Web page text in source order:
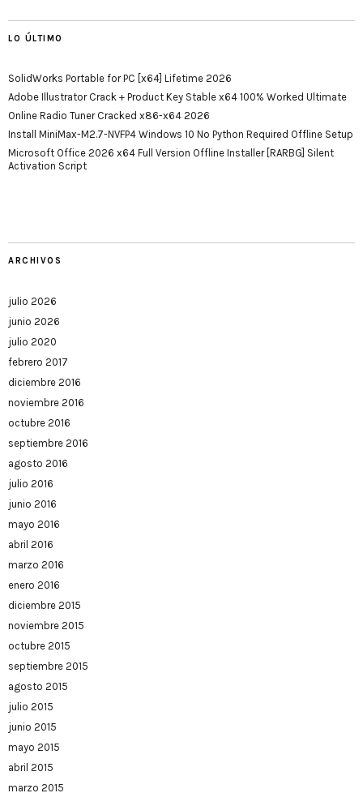
LO ÚLTIMO
SolidWorks Portable for PC [x64] Lifetime 2026
Adobe Illustrator Crack + Product Key Stable x64 100% Worked Ultimate
Online Radio Tuner Cracked x86-x64 2026
Install MiniMax-M2.7-NVFP4 Windows 10 No Python Required Offline Setup
Microsoft Office 2026 x64 Full Version Offline Installer [RARBG] Silent
Activation Script
ARCHIVOS
julio 2026
junio 2026
julio 2020
febrero 2017
diciembre 2016
noviembre 2016
octubre 2016
septiembre 2016
agosto 2016
julio 2016
junio 2016
mayo 2016
abril 2016
marzo 2016
enero 2016
diciembre 2015
noviembre 2015
octubre 2015
septiembre 2015
agosto 2015
julio 2015
junio 2015
mayo 2015
abril 2015
marzo 2015